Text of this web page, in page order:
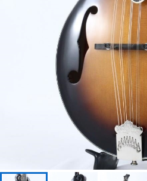
キーボード
管楽器
アンプ